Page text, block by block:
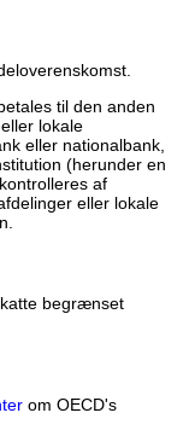
til den anden
lokale
eller nationalbank,
(herunder en
af
eller lokale
begrænset
om OECD's